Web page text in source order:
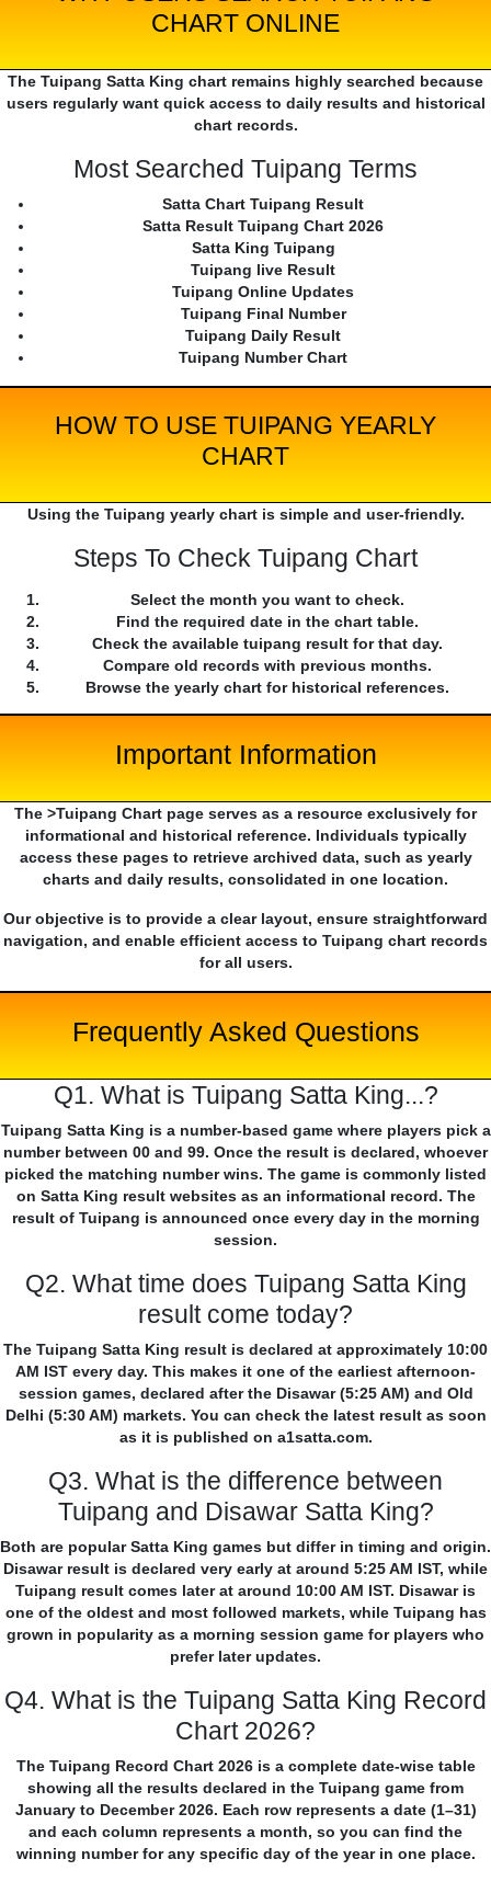
CHART ONLINE
The Tuipang Satta King chart remains highly searched because
users regularly want quick access to daily results and historical
chart records.
Most Searched Tuipang Terms
Satta Chart Tuipang Result
Satta Result Tuipang Chart 2026
Satta King Tuipang
Tuipang live Result
Tuipang Online Updates
Tuipang Final Number
Tuipang Daily Result
Tuipang Number Chart
HOW TO USE TUIPANG YEARLY
CHART
Using the Tuipang yearly chart is simple and user-friendly.
Steps To Check Tuipang Chart
Select the month you want to check.
Find the required date in the chart table.
Check the available tuipang result for that day.
Compare old records with previous months.
Browse the yearly chart for historical references.
Important Information
The >Tuipang Chart page serves as a resource exclusively for
informational and historical reference. Individuals typically
access these pages to retrieve archived data, such as yearly
charts and daily results, consolidated in one location.
Our objective is to provide a clear layout, ensure straightforward
navigation, and enable efficient access to Tuipang chart records
for all users.
Frequently Asked Questions
Q1. What is Tuipang Satta King...?
Tuipang Satta King is a number-based game where players pick a
number between 00 and 99. Once the result is declared, whoever
picked the matching number wins. The game is commonly listed
on Satta King result websites as an informational record. The
result of Tuipang is announced once every day in the morning
session.
Q2. What time does Tuipang Satta King
result come today?
The Tuipang Satta King result is declared at approximately 10:00
AM IST every day. This makes it one of the earliest afternoon-
session games, declared after the Disawar (5:25 AM) and Old
Delhi (5:30 AM) markets. You can check the latest result as soon
as it is published on a1satta.com.
Q3. What is the difference between
Tuipang and Disawar Satta King?
Both are popular Satta King games but differ in timing and origin.
Disawar result is declared very early at around 5:25 AM IST, while
Tuipang result comes later at around 10:00 AM IST. Disawar is
one of the oldest and most followed markets, while Tuipang has
grown in popularity as a morning session game for players who
prefer later updates.
Q4. What is the Tuipang Satta King Record
Chart 2026?
The Tuipang Record Chart 2026 is a complete date-wise table
showing all the results declared in the Tuipang game from
January to December 2026. Each row represents a date (1–31)
and each column represents a month, so you can find the
winning number for any specific day of the year in one place.